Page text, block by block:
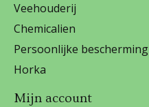
Veehouderij
Chemicalien
Persoonlijke bescherming
Horka
Mijn account